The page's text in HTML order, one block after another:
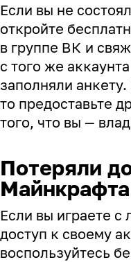
Если вы не
откройте
в группе ВК и
с того же аккаунта
заполняли
то предоставьте
того, что вы —
Потеряли
Майнкрафта
Если вы играете с
доступ к своему
воспользуйтесь